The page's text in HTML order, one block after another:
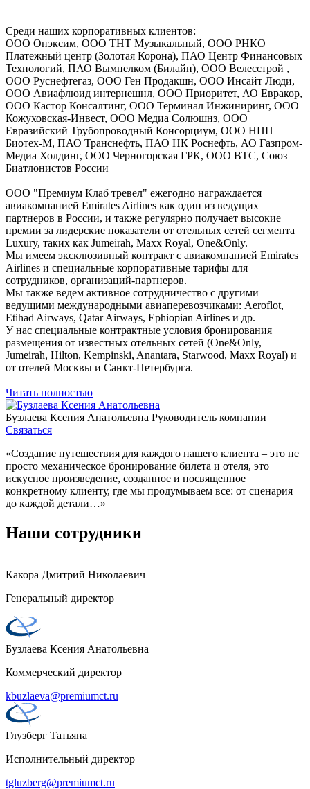
Среди наших корпоративных клиентов:
ООО Онэксим, ООО ТНТ Музыкальный, ООО РНКО
Платежный центр (Золотая Корона), ПАО Центр Финансовых
Технологий, ПАО Вымпелком (Билайн), ООО Велесстрой ,
ООО Руснефтегаз, ООО Ген Продакшн, ООО Инсайт Люди,
ООО Авиафлюид интернешнл, ООО Приоритет, АО Евракор,
ООО Кастор Консалтинг, ООО Терминал Инжиниринг, ООО
Кожуховская-Инвест, ООО Медиа Солюшнз, ООО
Евразийский Трубопроводный Консорциум, ООО НПП
Биотех-М, ПАО Транснефть, ПАО НК Роснефть, АО Газпром-
Медиа Холдинг, ООО Черногорская ГРК, ООО ВТС, Союз
Биатлонистов России
ООО "Премиум Клаб тревел" ежегодно награждается
авиакомпанией Emirates Airlines как один из ведущих
партнеров в России, и также регулярно получает высокие
премии за лидерские показатели от отельных сетей сегмента
Luxury, таких как Jumeirah, Maxx Royal, One&Only.
Мы имеем эксклюзивный контракт с авиакомпанией Emirates
Airlines и специальные корпоративные тарифы для
сотрудников, организаций-партнеров.
Мы также ведем активное сотрудничество с другими
ведущими международными авиаперевозчиками: Aeroflot,
Etihad Airways, Qatar Airways, Ephiopian Airlines и др.
У нас специальные контрактные условия бронирования
размещения от известных отельных сетей (One&Only,
Jumeirah, Hilton, Kempinski, Anantara, Starwood, Maxx Royal) и
от отелей Москвы и Санкт-Петербурга.
Читать полностью
Бузлаева Ксения Анатольевна Руководитель компании
Связаться
«Создание путешествия для каждого нашего клиента – это не
просто механическое бронирование билета и отеля, это
искусное произведение, созданное и посвященное
конкретному клиенту, где мы продумываем все: от сценария
до каждой детали…»
Наши сотрудники
Какора Дмитрий Николаевич
Генеральный директор
Бузлаева Ксения Анатольевна
Коммерческий директор
kbuzlaeva@premiumct.ru
Глузберг Татьяна
Исполнительный директор
tgluzberg@premiumct.ru